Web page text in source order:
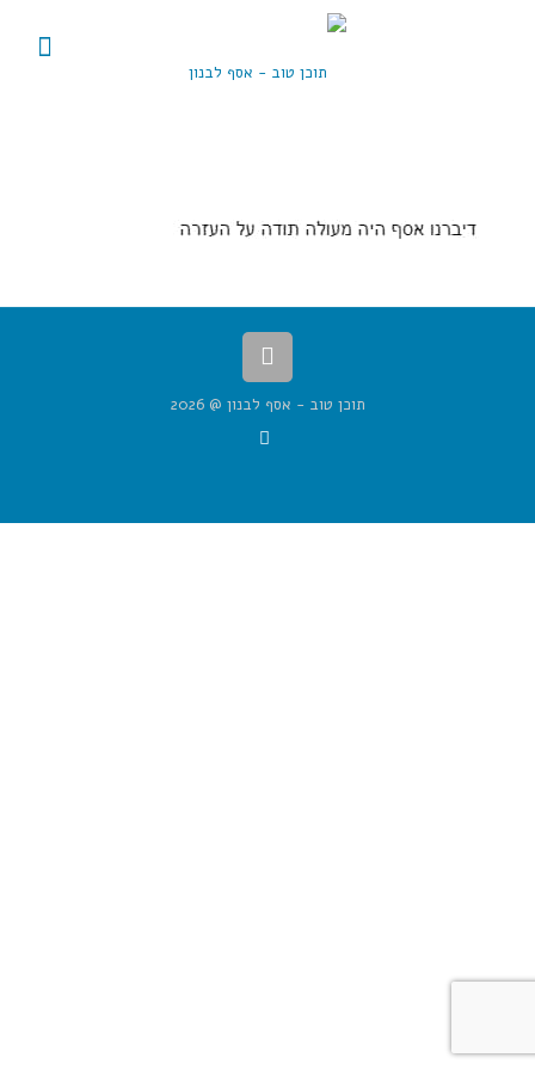
תוכן טוב - אסף לבנון @ 2026